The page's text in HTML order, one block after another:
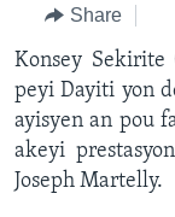
Navigation
Skip
to
Search
ENTÈNASYONAL
VIDEO
FLASHPOINT
Learning English
Share
Konsey Sekirite
peyi Dayiti yon
ayisyen an pou
akeyi
Joseph Martelly.